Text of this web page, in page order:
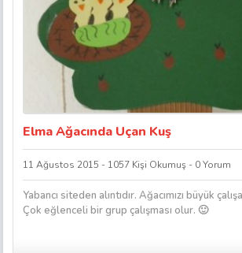
Elma Ağacında Uçan Kuş
11 Ağustos 2015 - 1057 Kişi Okumuş - 0 Yorum
Yabancı siteden alıntıdır. Ağacımızı büyük
Çok eğlenceli bir grup çalışması olur. 🙂